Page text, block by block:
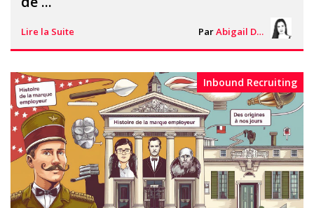
Lire la Suite Par Abigail Davies
Inbound Recruiting